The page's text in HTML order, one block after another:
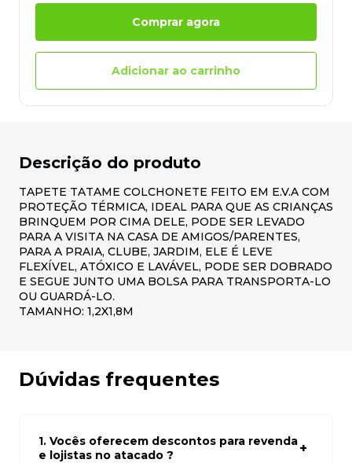
Comprar agora
Adicionar ao carrinho
Descrição do produto
TAPETE TATAME COLCHONETE FEITO EM E.V.A COM
PROTEÇÃO TÉRMICA, IDEAL PARA QUE AS CRIANÇAS
BRINQUEM POR CIMA DELE, PODE SER LEVADO
PARA A VISITA NA CASA DE AMIGOS/PARENTES,
PARA A PRAIA, CLUBE, JARDIM, ELE É LEVE
FLEXÍVEL, ATÓXICO E LAVÁVEL, PODE SER DOBRADO
E SEGUE JUNTO UMA BOLSA PARA TRANSPORTA-LO
OU GUARDÁ-LO.
TAMANHO: 1,2X1,8M
Dúvidas frequentes
1. Vocês oferecem descontos para revenda
e lojistas no atacado ?